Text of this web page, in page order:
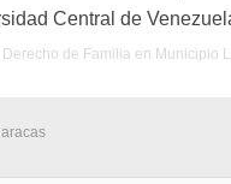
Central de
Derecho de Familia en Municipio